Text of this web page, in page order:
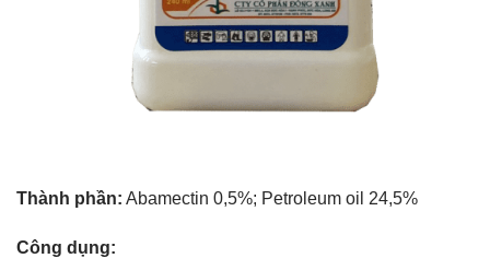
Thành phần: Abamectin 0,5%; Petroleum oil 24,5%
Công dụng: